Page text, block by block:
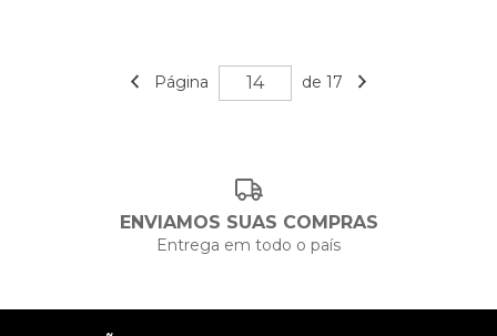
Página de 17
ENVIAMOS SUAS COMPRAS
Entrega em todo o país